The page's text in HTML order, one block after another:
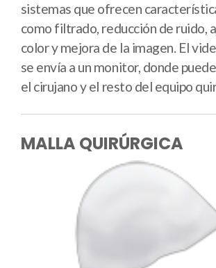
sistemas que ofrecen
como filtrado, reducción de ruido,
color y mejora de la imagen. El
se envía a un monitor, donde
el cirujano y el resto del equipo
MALLA QUIRÚRGICA